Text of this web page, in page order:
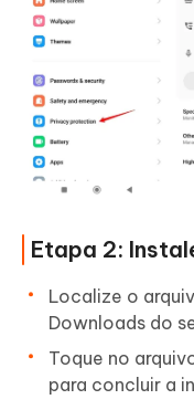
Etapa 2:
Localize o
Downloads do
Toque no
para concluir a